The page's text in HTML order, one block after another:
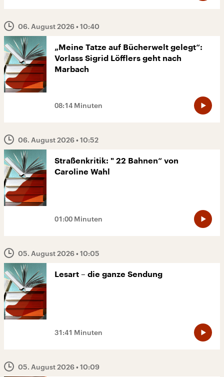
06. August 2026• 10:40
„Meine Tatze auf Bücherwelt gelegt“:
Vorlass Sigrid Löfflers geht nach
Marbach
08:14 Minuten
06. August 2026• 10:52
Straßenkritik: " 22 Bahnen“ von
Caroline Wahl
01:00 Minuten
05. August 2026• 10:05
Lesart – die ganze Sendung
31:41 Minuten
05. August 2026• 10:09